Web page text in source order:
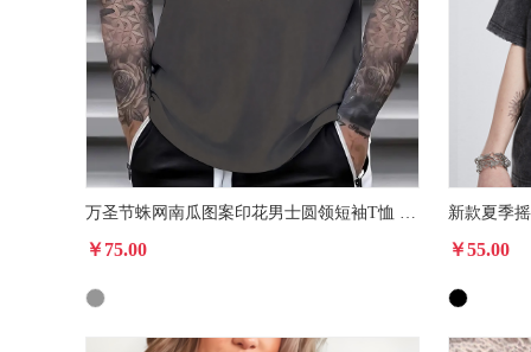
万圣节蛛网南瓜图案印花男士圆领短袖T恤 夏季时尚休闲短袖上衣
￥75.00 ￥55.00